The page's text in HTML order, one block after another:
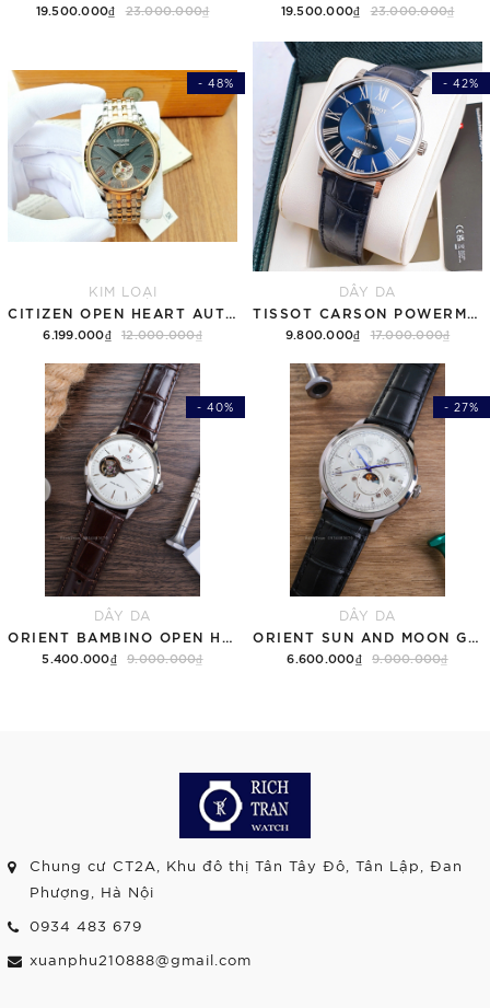
19.500.000₫ 23.000.000₫ 19.500.000₫ 23.000.000₫
- 48%
KIM LOẠI
6.199.000₫ 12.000.000₫
- 42%
DÂY DA
9.800.000₫ 17.000.000₫
- 40%
DÂY DA
5.400.000₫ 9.000.000₫
- 27%
DÂY DA
6.600.000₫ 9.000.000₫
Chung cư CT2A, Khu đô thị Tân Tây Đô, Tân Lập, Đan
Phượng, Hà Nội
0934 483 679
xuanphu210888@gmail.com